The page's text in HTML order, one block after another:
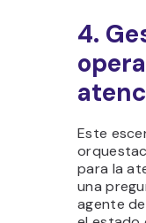
4.
Este
para la
una
agente